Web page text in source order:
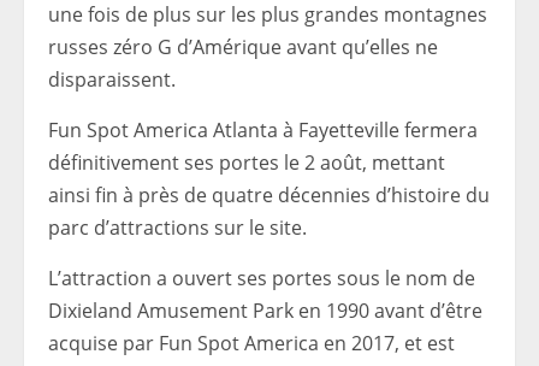
une fois de plus sur les plus grandes montagnes
russes zéro G d’Amérique avant qu’elles ne
disparaissent.
Fun Spot America Atlanta à Fayetteville fermera
définitivement ses portes le 2 août, mettant
ainsi fin à près de quatre décennies d’histoire du
parc d’attractions sur le site.
L’attraction a ouvert ses portes sous le nom de
Dixieland Amusement Park en 1990 avant d’être
acquise par Fun Spot America en 2017, et est